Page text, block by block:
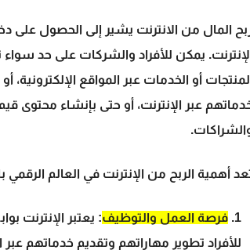
المال من الانترنت يشير إلى الحصول على
يمكن للأفراد والشركات على حد
أو الخدمات عبر المواقع
عبر الإنترنت، أو حتى بإنشاء
أهمية الربح من الإنترنت في العالم
فرصة العمل والتوظيف: يعتبر الإنترنت
للأفراد تطوير مهاراتهم وتقديم خدماتهم